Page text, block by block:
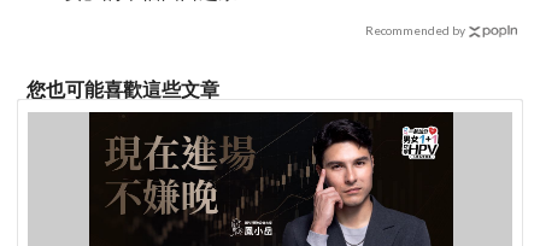
Recommended by
您也可能喜歡這些文章